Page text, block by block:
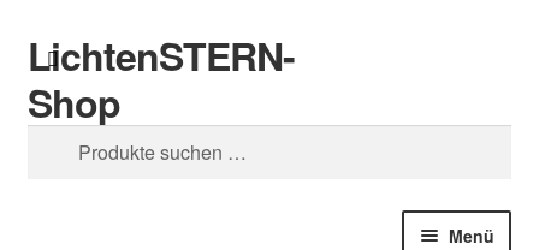
Zur
Navigation
springen
Zum
Inhalt
springen
LichtenSTERN-
Shop
Suchen
Suchen
Menü